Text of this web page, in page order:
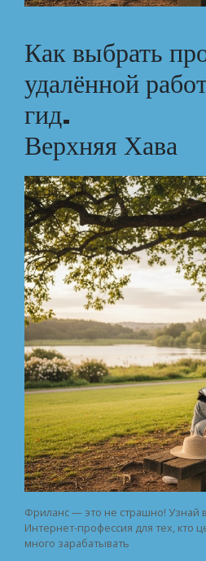
Как выбрать
удалённой
гид.
Верхняя Хава
Фриланс — это не страшно! Узнай
Интернет-профессия для тех, кто
много зарабатывать